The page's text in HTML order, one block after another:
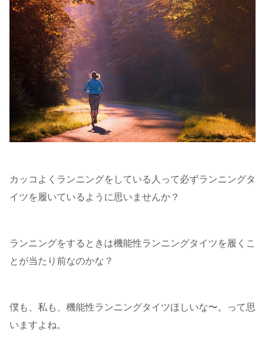
カッコよくランニングをしている人って必ずランニングタ
イツを履いているように思いませんか？
ランニングをするときは機能性ランニングタイツを履くこ
とが当たり前なのかな？
僕も、私も、機能性ランニングタイツほしいな〜。って思
いますよね。